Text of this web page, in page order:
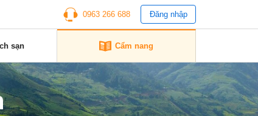
0963 266 688 Đăng nhập
sạn Cẩm nang